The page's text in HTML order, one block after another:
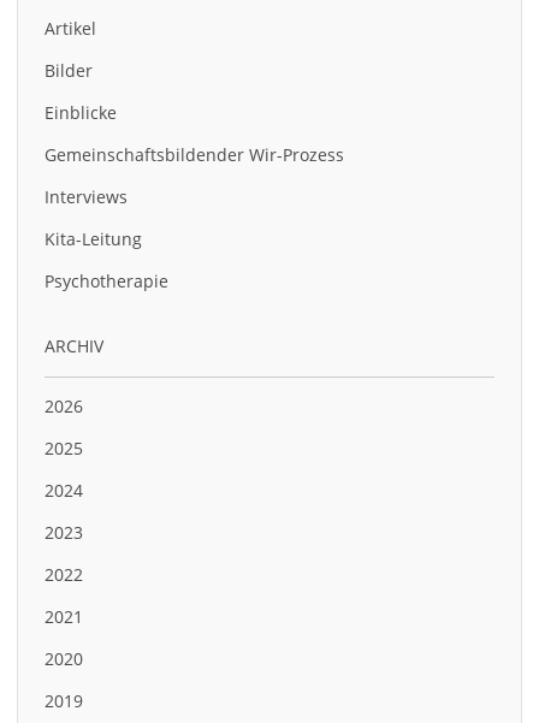
Artikel
Bilder
Einblicke
Gemeinschaftsbildender Wir-Prozess
Interviews
Kita-Leitung
Psychotherapie
ARCHIV
2026
2025
2024
2023
2022
2021
2020
2019